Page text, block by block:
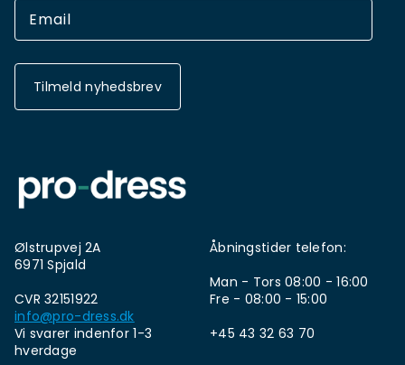
Tilmeld nyhedsbrev
Ølstrupvej 2A
6971 Spjald
CVR 32151922
info@pro-dress.dk
Vi svarer indenfor 1-3
hverdage
Åbningstider telefon:
Man - Tors 08:00 - 16:00
Fre - 08:00 - 15:00
+45 43 32 63 70